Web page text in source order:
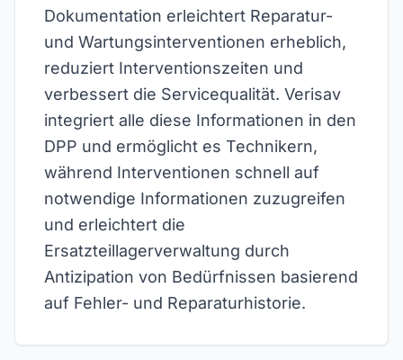
Dokumentation erleichtert Reparatur-
und Wartungsinterventionen erheblich,
reduziert Interventionszeiten und
verbessert die Servicequalität. Verisav
integriert alle diese Informationen in den
DPP und ermöglicht es Technikern,
während Interventionen schnell auf
notwendige Informationen zuzugreifen
und erleichtert die
Ersatzteillagerverwaltung durch
Antizipation von Bedürfnissen basierend
auf Fehler- und Reparaturhistorie.